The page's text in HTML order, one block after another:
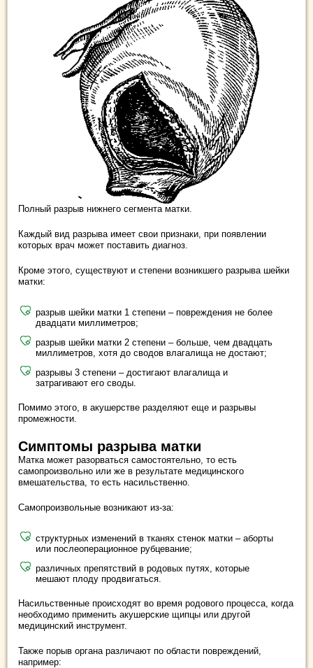
Полный разрыв нижнего сегмента матки.
Каждый вид разрыва имеет свои признаки, при появлении
которых врач может поставить диагноз.
Кроме этого, существуют и степени возникшего разрыва шейки
матки:
разрыв шейки матки 1 степени – повреждения не более
двадцати миллиметров;
разрыв шейки матки 2 степени – больше, чем двадцать
миллиметров, хотя до сводов влагалища не достают;
разрывы 3 степени – достигают влагалища и
затрагивают его своды.
Помимо этого, в акушерстве разделяют еще и разрывы
промежности.
Симптомы разрыва матки
Матка может разорваться самостоятельно, то есть
самопроизвольно или же в результате медицинского
вмешательства, то есть насильственно.
Самопроизвольные возникают из-за:
структурных изменений в тканях стенок матки – аборты
или послеоперационное рубцевание;
различных препятствий в родовых путях, которые
мешают плоду продвигаться.
Насильственные происходят во время родового процесса, когда
необходимо применить акушерские щипцы или другой
медицинский инструмент.
Также порыв органа различают по области повреждений,
например: